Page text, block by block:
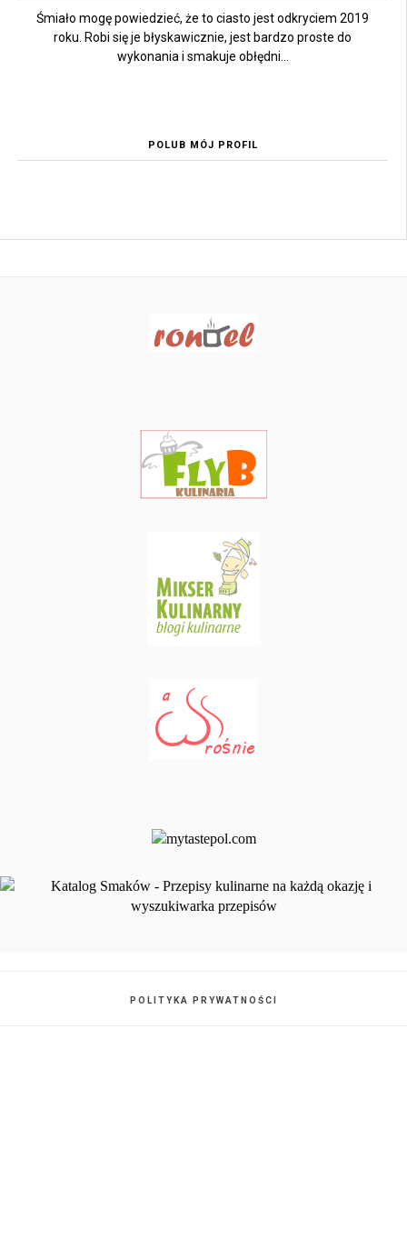
Śmiało mogę powiedzieć, że to ciasto jest odkryciem 2019
roku. Robi się je błyskawicznie, jest bardzo proste do
wykonania i smakuje obłędni...
POLUB MÓJ PROFIL
POLITYKA PRYWATNOŚCI